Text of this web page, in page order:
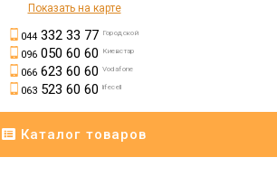
Показать на карте
044332 33 77 Городской
096050 60 60 Киевстар
066623 60 60 Vodafone
063523 60 60 lifecell
Каталог товаров